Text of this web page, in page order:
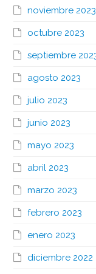
noviembre 2023
octubre 2023
septiembre
agosto 2023
julio 2023
junio 2023
mayo 2023
abril 2023
marzo 2023
febrero 2023
enero 2023
diciembre 2022